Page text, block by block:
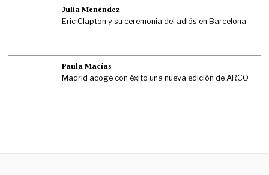
Julia Menéndez
Eric Clapton y su ceremonia del adiós en Barcelona
Paula Macías
Madrid acoge con éxito una nueva edición de ARCO